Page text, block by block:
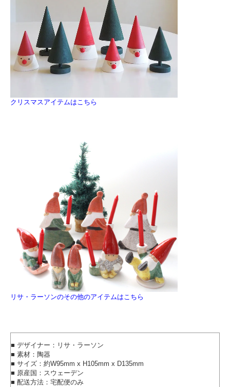
クリスマスアイテムはこちら
リサ・ラーソンのその他のアイテムはこちら
■ デザイナー：リサ・ラーソン
■ 素材：陶器
■ サイズ：約W95mm x H105mm x D135mm
■ 原産国：スウェーデン
■ 配送方法：宅配便のみ